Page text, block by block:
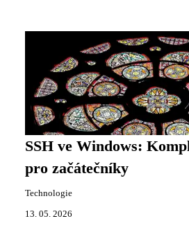
SSH ve Windows:
pro začátečníky
Technologie
13. 05. 2026